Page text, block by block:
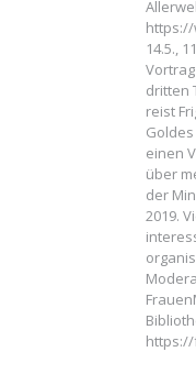
https://
14.5.,
dritten
reist
einen
über
der
2019.